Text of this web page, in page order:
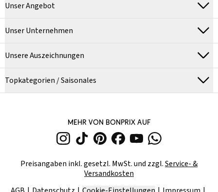
Unser Angebot
Unser Unternehmen
Unsere Auszeichnungen
Topkategorien / Saisonales
MEHR VON BONPRIX AUF
Preisangaben inkl. gesetzl. MwSt. und zzgl.Service- &
Versandkosten